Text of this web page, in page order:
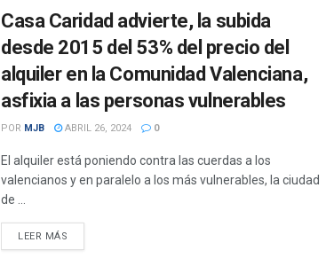
Casa Caridad advierte, la subida
desde 2015 del 53% del precio del
alquiler en la Comunidad Valenciana,
asfixia a las personas vulnerables
POR MJB ABRIL 26, 2024 0
El alquiler está poniendo contra las cuerdas a los
valencianos y en paralelo a los más vulnerables, la ciudad
de ...
LEER MÁS